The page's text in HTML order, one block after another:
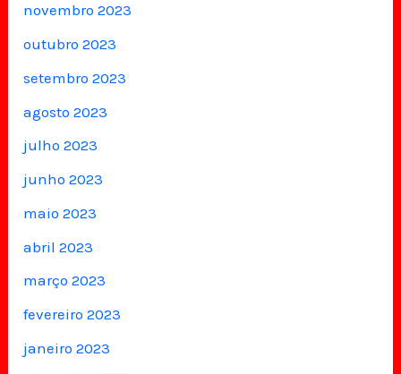
novembro 2023
outubro 2023
setembro 2023
agosto 2023
julho 2023
junho 2023
maio 2023
abril 2023
março 2023
fevereiro 2023
janeiro 2023